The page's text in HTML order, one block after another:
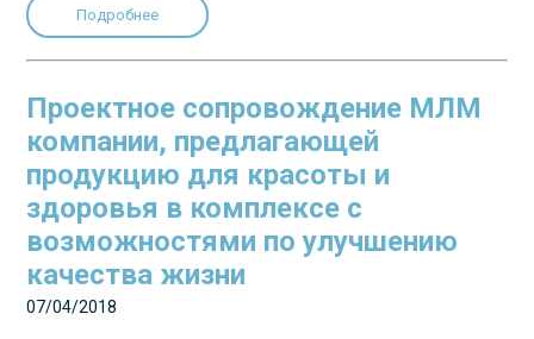
Подробнее
Проектное сопровождение МЛМ
компании, предлагающей
продукцию для красоты и
здоровья в комплексе с
возможностями по улучшению
качества жизни
07/04/2018